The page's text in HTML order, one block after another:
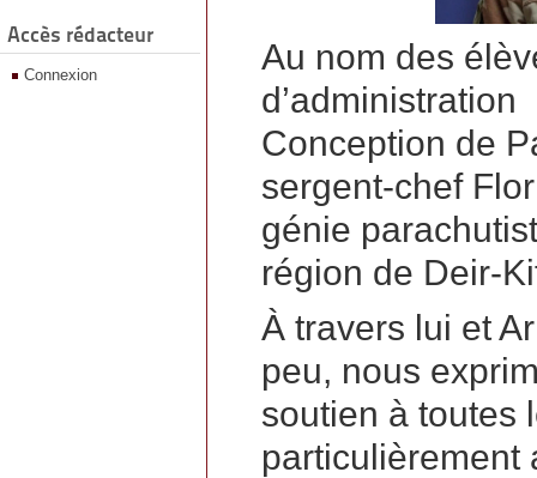
Accès rédacteur
Connexion
Au nom des
d’administration
Conception de
sergent-chef
génie
région de Deir-
À travers lui et
peu, nous
soutien à toutes
particulièrement